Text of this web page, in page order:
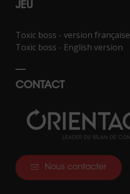
JEU
Toxic boss - version française
Toxic boss - English version
CONTACT
Nous contacter